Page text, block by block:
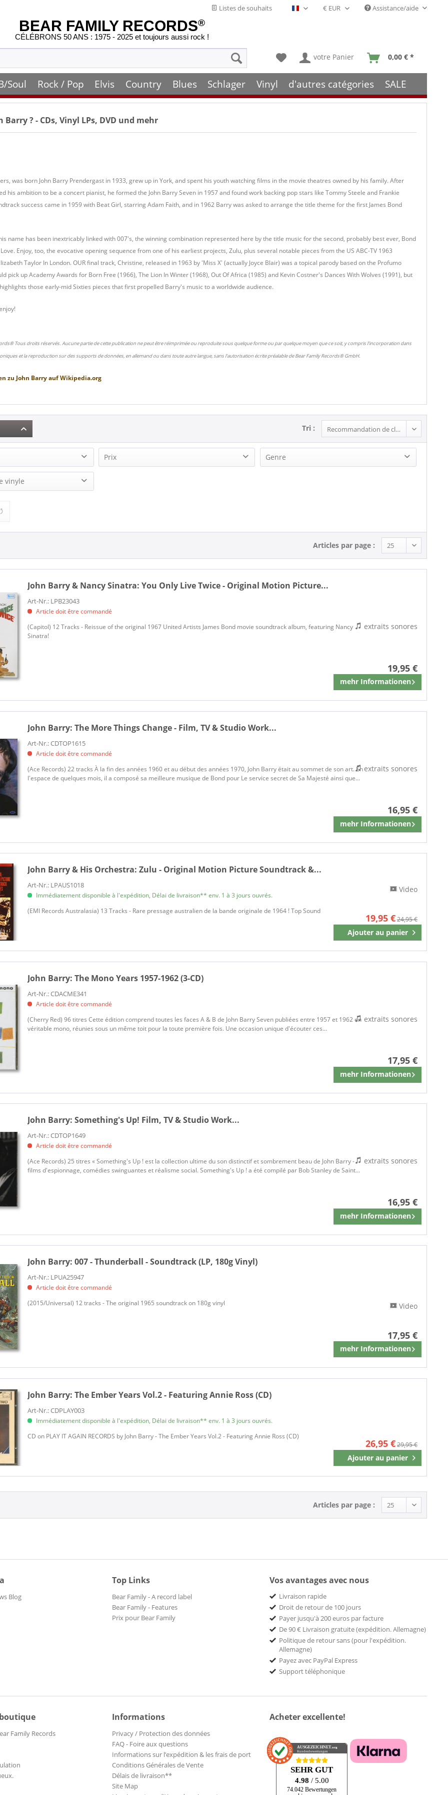
Listes de souhaits Français- FR Assistance/aide
BEAR FAMILY RECORDS®
CÉLÉBRONS 50 ANS : 1975 - 2025 et toujours aussi rock !
votre Panier 0,00 € *
Soul Rock / Pop Elvis Country Blues Schlager Vinyl d'autres catégories SALE
Barry? - CDs, Vinyl LPs, DVD und mehr
was born John Barry Prendergast in 1933, grew up in York, and spent his youth watching films in the movie theatres owned by his family. After
his ambition to be a concert pianist, he formed the John Barry Seven in 1957 and found work backing pop stars like Tommy Steele and Frankie
success came in 1959 with Beat Girl, starring Adam Faith, and in 1962 Barry was asked to arrange the title theme for the first James Bond
name has been inextricably linked with 007's, the winning combination represented here by the title music for the second, probably best ever, Bond
Enjoy, too, the evocative opening sequence from one of his earliest projects, Zulu, plus several notable pieces from the US ABC-TV 1963
Taylor In London. OUR final track, Christine, released in 1963 by 'Miss X' (actually Joyce Blair) was a topical parody based on the Profumo
pick up Academy Awards for Born Free (1966), The Lion In Winter (1968), Out Of Africa (1985) and Kevin Costner's Dances With Wolves (1991), but
those early-mid Sixties pieces that first propelled Barry's music to a worldwide audience.
Tous droits réservés. Aucune partie de cette publication ne peut être réimprimée ou reproduite sous quelque forme ou par quelque moyen que ce soit, y compris l'incorporation dans
et la reproduction sur des supports de données, en allemand ou dans toute autre langue, sans l'autorisation écrite préalable de Bear Family Records® GmbH.
zu John BarryaufWikipedia.org
Tri :
Orchestra (1)
Nancy Sinatra (1)
Prix Genre
vinyle
Articles par page :
John Barry & Nancy Sinatra:You Only Live Twice - Original Motion Picture...
Art-Nr.: LPB23043
Article doit être commandé
(Capitol) 12 Tracks - Reissue of the original 1967 United Artists James Bond movie soundtrack album, featuring Nancy
Sinatra!
19,95 €
mehr Informationen
Mémoriser
extraits sonores
John Barry:The More Things Change - Film, TV & Studio Work...
Art-Nr.: CDTOP1615
Article doit être commandé
(Ace Records) 22 tracks À la fin des années 1960 et au début des années 1970, John Barry était au sommet de son art. En
l'espace de quelques mois, il a composé sa meilleure musique de Bond pour Le service secret de Sa Majesté ainsi que...
16,95 €
mehr Informationen
Mémoriser
extraits sonores
John Barry & His Orchestra:Zulu - Original Motion Picture Soundtrack &...
Art-Nr.: LPAUS1018
Immédiatement disponible à l'expédition, Délai de livraison** env. 1 à 3 jours ouvrés.
(EMI Records Australasia) 13 Tracks - Rare pressage australien de la bande originale de 1964 ! Top Sound
19,95 €24,95 €
Ajouter au panier
Mémoriser
Video
John Barry:The Mono Years 1957-1962 (3-CD)
Art-Nr.: CDACME341
Article doit être commandé
(Cherry Red) 96 titres Cette édition comprend toutes les faces A & B de John Barry Seven publiées entre 1957 et 1962 en
véritable mono, réunies sous un même toit pour la toute première fois. Une occasion unique d'écouter ces...
17,95 €
mehr Informationen
Mémoriser
extraits sonores
John Barry:Something's Up! Film, TV & Studio Work...
Art-Nr.: CDTOP1649
Article doit être commandé
(Ace Records) 25 titres « Something's Up ! est la collection ultime du son distinctif et sombrement beau de John Barry -
films d'espionnage, comédies swinguantes et réalisme social. Something's Up ! a été compilé par Bob Stanley de Saint...
16,95 €
mehr Informationen
Mémoriser
extraits sonores
John Barry:007 - Thunderball - Soundtrack (LP, 180g Vinyl)
Art-Nr.: LPUA25947
Article doit être commandé
(2015/Universal) 12 tracks - The original 1965 soundtrack on 180g vinyl
17,95 €
mehr Informationen
Mémoriser
Video
John Barry:The Ember Years Vol.2 - Featuring Annie Ross (CD)
Art-Nr.: CDPLAY003
Immédiatement disponible à l'expédition, Délai de livraison** env. 1 à 3 jours ouvrés.
CD on PLAY IT AGAIN RECORDS by John Barry - The Ember Years Vol.2 - Featuring Annie Ross (CD)
26,95 €29,95 €
Ajouter au panier
Mémoriser
Articles par page :
Blog
Top Links
Bear Family - A record label
Bear Family - Features
Prix pour Bear Family
Vos avantages avec nous
Livraison rapide
Droit de retour de 100 jours
Payer jusqu'à 200 euros par facture
De 90 € Livraison gratuite (expédition. Allemagne)
Politique de retour sans (pour l'expédition.
Allemagne)
Payez avec PayPal Express
Support téléphonique
Family Records
Informations
Privacy / Protection des données
FAQ - Foire aux questions
Informations sur l’expédition & les frais de port
Conditions Générales de Vente
Délais de livraison**
Site Map
Acheter excellente!
AUSGEZEICHNET.org
Kundenbewertungen
SEHR GUT
4.98 / 5.00
74.042 Bewertungen